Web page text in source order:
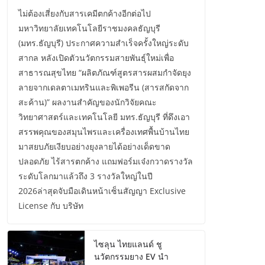
ไม่ต้องเสี่ยงกับสารเคมีตกค้างอีกต่อไป
มหาวิทยาลัยเทคโนโลยีราชมงคลธัญบุรี
(มทร.ธัญบุรี) ประกาศความสำเร็จครั้งใหญ่ระดับ
สากล หลังเปิดตัวนวัตกรรมสายพันธุ์ใหม่เพื่อ
สาธารณสุขไทย “ผลิตภัณฑ์สูตรสารผสมกำจัดยุง
ลายจากเดลตาเมทรินและพิเพอรีน (สารสกัดจาก
สะค้าน)” ผลงานสำคัญของนักวิจัยคณะ
วิทยาศาสตร์และเทคโนโลยี มทร.ธัญบุรี ที่ดึงเอา
สรรพคุณของสมุนไพรและเครื่องเทศพื้นบ้านไทย
มาสยบภัยเงียบอย่างยุงลายได้อย่างเด็ดขาด
ปลอดภัย ไร้สารตกค้าง แถมฟอร์มเจ๋งกวาดรางวัล
ระดับโลกมาแล้วถึง 3 รางวัลใหญ่ในปี
2026ล่าสุดจับมือเดินหน้าเซ็นสัญญา Exclusive
License กับ บริษัท
ไซลุน ไทยแลนด์ ชู
นวัตกรรมยาง EV นำ